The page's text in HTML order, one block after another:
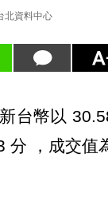
北資料中心
台幣以
分 ，成交值